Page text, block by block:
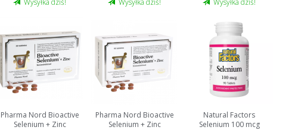
Wysyłka dziś! Wysyłka dziś! Wysyłka dziś!
Pharma Nord Bioactive
Selenium + Zinc
Pharma Nord Bioactive
Selenium + Zinc
Natural Factors
Selenium 100 mcg